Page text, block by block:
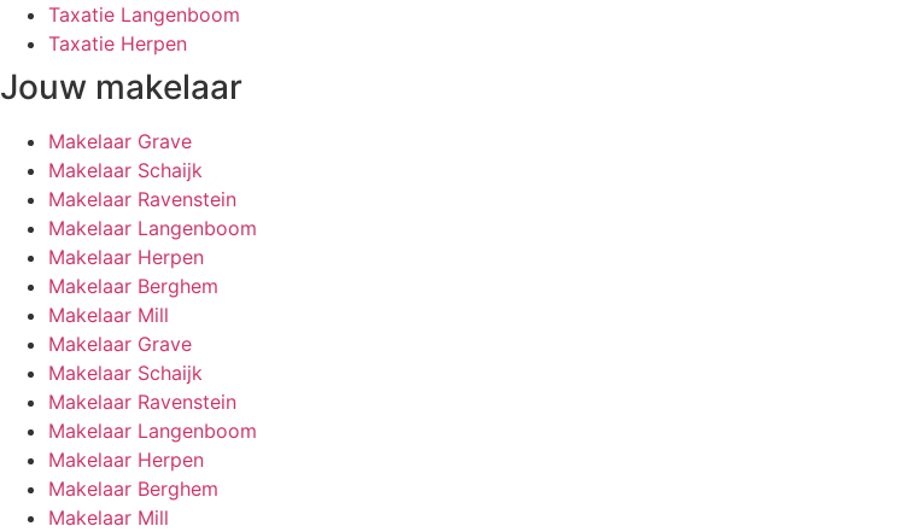
Taxatie Langenboom
Taxatie Herpen
Jouw makelaar
Makelaar Grave
Makelaar Schaijk
Makelaar Ravenstein
Makelaar Langenboom
Makelaar Herpen
Makelaar Berghem
Makelaar Mill
Makelaar Grave
Makelaar Schaijk
Makelaar Ravenstein
Makelaar Langenboom
Makelaar Herpen
Makelaar Berghem
Makelaar Mill